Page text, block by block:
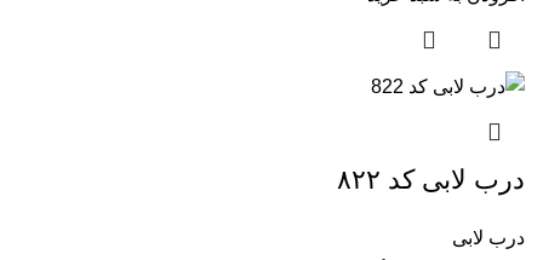
درب لابی کد ۸۲۲
درب لابی